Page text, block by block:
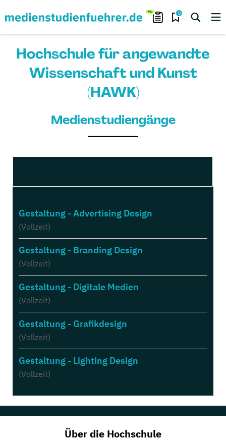
0
Hochschule für angewandte
Wissenschaft und Kunst
(HAWK)
Medienstudiengänge
Gestaltung - Advertising Design
(Vollzeit)
Gestaltung - Branding Design
(Vollzeit)
Gestaltung - Digitale Medien
(Vollzeit)
Gestaltung - Grafikdesign
(Vollzeit)
Gestaltung - Lighting Design
(Vollzeit)
Über die Hochschule